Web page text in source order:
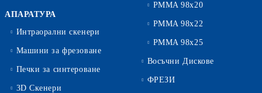
АПАРАТУРА
Интраорални скенери
Машини за фрезоване
Печки за синтероване
3D Скенери
PMMA 98x20
PMMA 98x22
PMMA 98x25
Восъчни Дискове
ФРЕЗИ